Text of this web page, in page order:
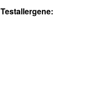
Testallergene: